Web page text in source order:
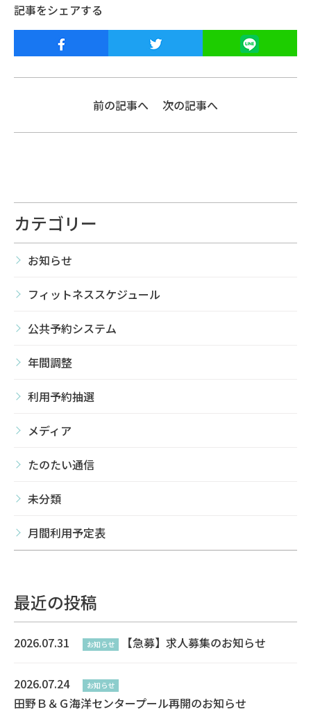
記事をシェアする
前の記事へ 次の記事へ
カテゴリー
お知らせ
フィットネススケジュール
公共予約システム
年間調整
利用予約抽選
メディア
たのたい通信
未分類
月間利用予定表
最近の投稿
2026.07.31 お知らせ 【急募】求人募集のお知らせ
2026.07.24 お知らせ
田野Ｂ＆Ｇ海洋センタープール再開のお知らせ